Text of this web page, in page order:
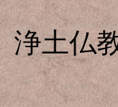
浄土仏